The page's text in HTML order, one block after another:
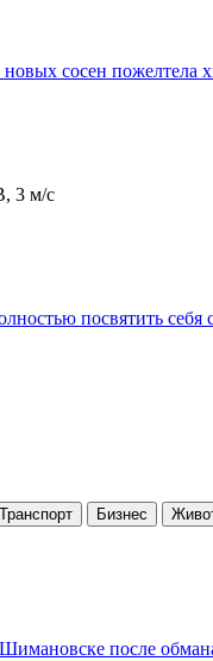
сосен пожелтела
3 м/с
посвятить
Транспорт Бизнес
после